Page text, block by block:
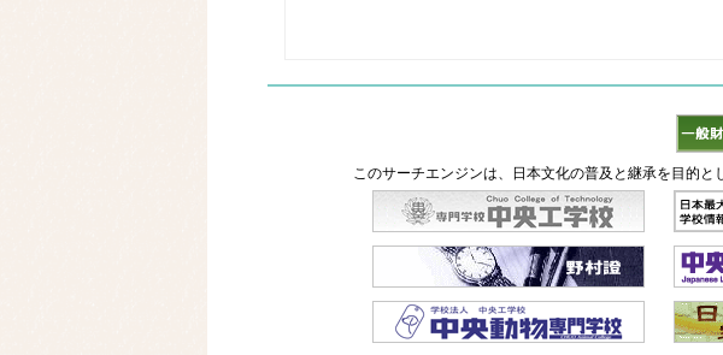
このサーチエンジンは、日本文化の普及と継承を目的